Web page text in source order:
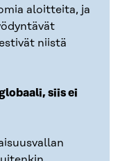
aloitteita, ja
niistä
siis ei